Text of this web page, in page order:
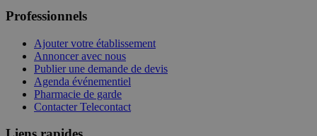
Professionnels
Ajouter votre établissement
Annoncer avec nous
Publier une demande de devis
Agenda événementiel
Pharmacie de garde
Contacter Telecontact